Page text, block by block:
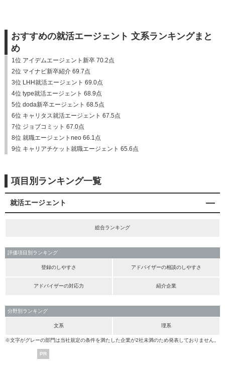
おすすめの就活エージェント 文系ランキングまと
め
1位 アイデムエージェント新卒 70.2点
2位 マイナビ新卒紹介 69.7点
3位 LHH就活エージェント 69.0点
4位 type就活エージェント 68.9点
5位 doda新卒エージェント 68.5点
6位 キャリタス就活エージェント 67.5点
7位 ジョブコミット 67.0点
8位 就職エージェントneo 66.1点
9位 キャリアチケット就職エージェント 65.6点
項目別ランキング一覧
就活エージェント
総合ランキング
評価項目別ランキング
登録のしやすさ アドバイザーの相談のしやすさ
アドバイザーの対応力 紹介企業
分野別ランキング
文系 理系
※文字がグレーの部門は当社規定の条件を満たした企業が2社未満のため発表しておりません。
PR